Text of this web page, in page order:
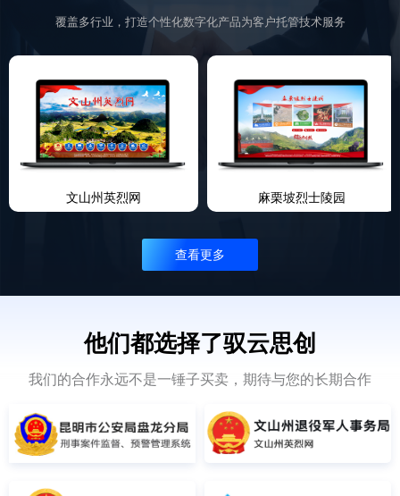
覆盖多行业，打造个性化数字化产品为客户托管技术服务
文山州英烈网 麻栗坡烈士陵园
查看更多
他们都选择了驭云思创
我们的合作永远不是一锤子买卖，期待与您的长期合作